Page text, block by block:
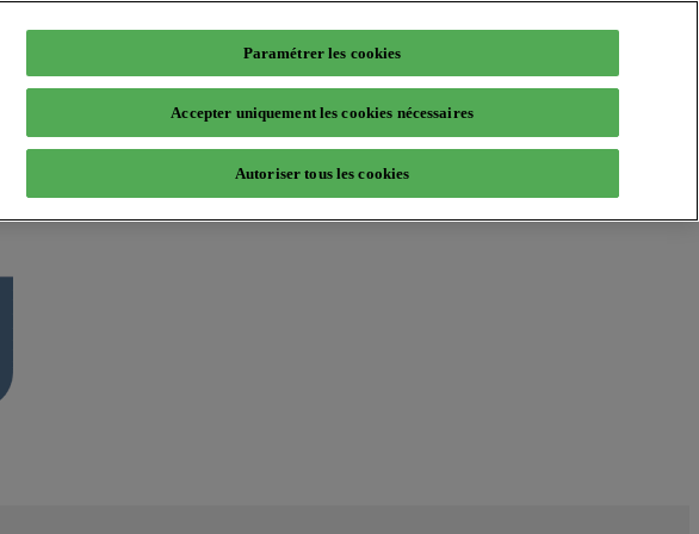
Paramétrer les cookies
Accepter uniquement les cookies nécessaires
Autoriser tous les cookies